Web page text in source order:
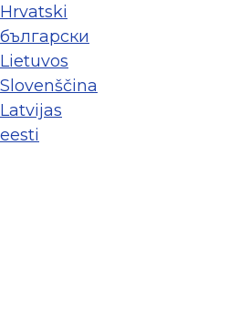
Hrvatski
български
Lietuvos
Slovenščina
Latvijas
eesti